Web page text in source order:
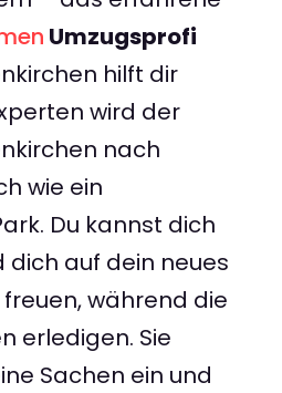
Umzugsprofi
hilft dir
wird der
nach
wie ein
Du kannst dich
dich auf dein neues
während die
erledigen. Sie
Sachen ein und